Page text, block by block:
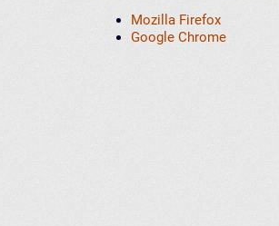
Mozilla Firefox
Google Chrome